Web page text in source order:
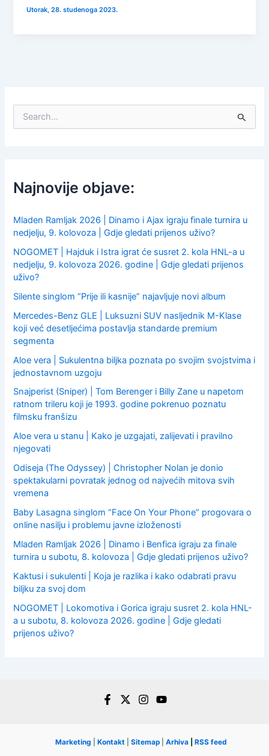
Utorak, 28. studenoga 2023.
f
o
:
Najnovije objave:
Mladen Ramljak 2026 | Dinamo i Ajax igraju finale turnira u
nedjelju, 9. kolovoza | Gdje gledati prijenos uživo?
NOGOMET | Hajduk i Istra igrat će susret 2. kola HNL-a u
nedjelju, 9. kolovoza 2026. godine | Gdje gledati prijenos
uživo?
Silente singlom “Prije ili kasnije” najavljuje novi album
Mercedes-Benz GLE | Luksuzni SUV nasljednik M-Klase
koji već desetljećima postavlja standarde premium
segmenta
Aloe vera | Sukulentna biljka poznata po svojim svojstvima i
jednostavnom uzgoju
Snajperist (Sniper) | Tom Berenger i Billy Zane u napetom
ratnom trileru koji je 1993. godine pokrenuo poznatu
filmsku franšizu
Aloe vera u stanu | Kako je uzgajati, zalijevati i pravilno
njegovati
Odiseja (The Odyssey) | Christopher Nolan je donio
spektakularni povratak jednog od najvećih mitova svih
vremena
Baby Lasagna singlom “Face On Your Phone” progovara o
online nasilju i problemu javne izloženosti
Mladen Ramljak 2026 | Dinamo i Benfica igraju za finale
turnira u subotu, 8. kolovoza | Gdje gledati prijenos uživo?
Kaktusi i sukulenti | Koja je razlika i kako odabrati pravu
biljku za svoj dom
NOGOMET | Lokomotiva i Gorica igraju susret 2. kola HNL-
a u subotu, 8. kolovoza 2026. godine | Gdje gledati
prijenos uživo?
Marketing Kontakt Sitemap Arhiva RSS feed